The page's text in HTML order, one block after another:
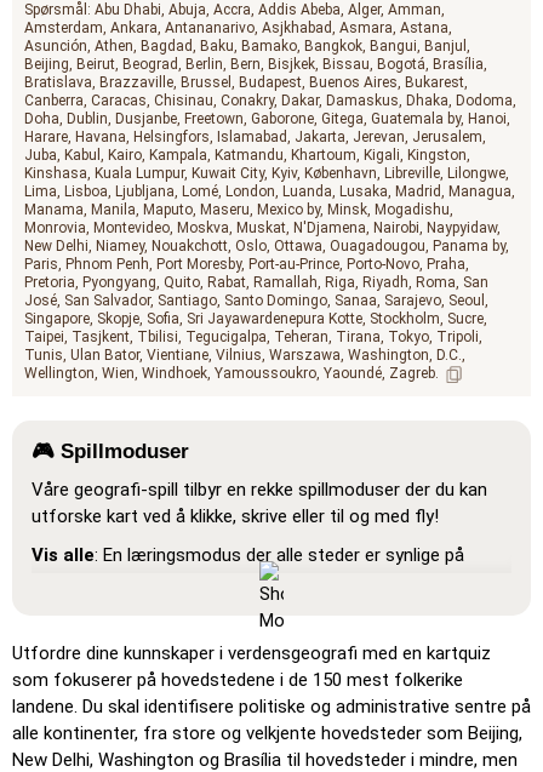
Spørsmål: Abu Dhabi Abuja Accra Addis Abeba Alger Amman
Amsterdam Ankara Antananarivo Asjkhabad Asmara Astana
Asunción Athen Bagdad Baku Bamako Bangkok Bangui
Banjul
Beijing
Beirut Beograd Berlin Bern Bisjkek Bissau Bogotá
Brasília
Bratislava
Brazzaville Brussel Budapest Buenos Aires
Bukarest
Canberra Caracas Chisinau Conakry Dakar Damaskus Dhaka
Dodoma
Doha
Dublin Dusjanbe Freetown Gaborone Gitega Guatemala by Hanoi
Harare Havana Helsingfors Islamabad Jakarta Jerevan Jerusalem
Juba
Kabul Kairo Kampala Katmandu Khartoum Kigali
Kingston
Kinshasa
Kuala Lumpur Kuwait City Kyiv København Libreville Lilongwe
Lima
Lisboa Ljubljana Lomé London Luanda Lusaka Madrid
Managua
Manama
Manila Maputo Maseru Mexico by Minsk Mogadishu
Monrovia
Montevideo Moskva Muskat N'Djamena Nairobi
Naypyidaw
New Delhi
Niamey Nouakchott Oslo Ottawa Ouagadougou
Panama by
Paris
Phnom Penh Port Moresby Port-au-Prince Porto-Novo Praha
Pretoria
Pyongyang Quito Rabat Ramallah Riga Riyadh Roma San
José San Salvador Santiago Santo Domingo Sanaa Sarajevo Seoul
Singapore Skopje Sofia Sri Jayawardenepura Kotte Stockholm Sucre
Taipei Tasjkent Tbilisi Tegucigalpa Teheran Tirana Tokyo Tripoli
Tunis Ulan Bator Vientiane Vilnius Warszawa Washington, D.C.
Wellington Wien Windhoek Yamoussoukro Yaoundé Zagreb
🎮 Spillmoduser
Våre geografi-spill tilbyr en rekke spillmoduser der du kan
utforske kart ved å klikke, skrive eller til og med fly!
Vis alle: En læringsmodus der alle steder er synlige på
kartet, slik at du kan studere og bli kjent med dem.
: Fungerer som 'Pin', men når du holder
musen over et sted, vises navnet.
Pin (enkelt) : Ligner på 'Pin', men tre mulige steder blir
fremhevet for å gjøre valget enklere.
Pin: Klikk på det nøyaktige stedet du blir bedt om å finne.
Utfordre dine kunnskaper i verdensgeografi med en kartquiz
som fokuserer på hovedstedene i de 150 mest folkerike
landene. Du skal identifisere politiske og administrative sentre på
alle kontinenter, fra store og velkjente hovedsteder som Beijing,
New Delhi, Washington og Brasília til hovedsteder i mindre, men